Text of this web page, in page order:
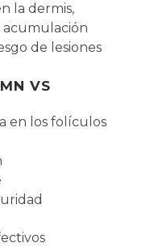
la dermis,
acumulación
de lesiones
VS
en los folículos